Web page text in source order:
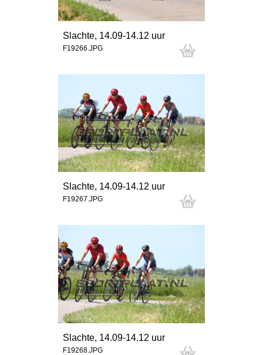
Slachte, 14.09-14.12 uur
F19266.JPG
Slachte, 14.09-14.12 uur
F19267.JPG
Slachte, 14.09-14.12 uur
F19268.JPG